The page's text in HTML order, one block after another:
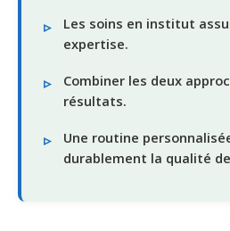
Les soins en institut
expertise.
Combiner les deux
résultats.
Une routine
durablement la qualité